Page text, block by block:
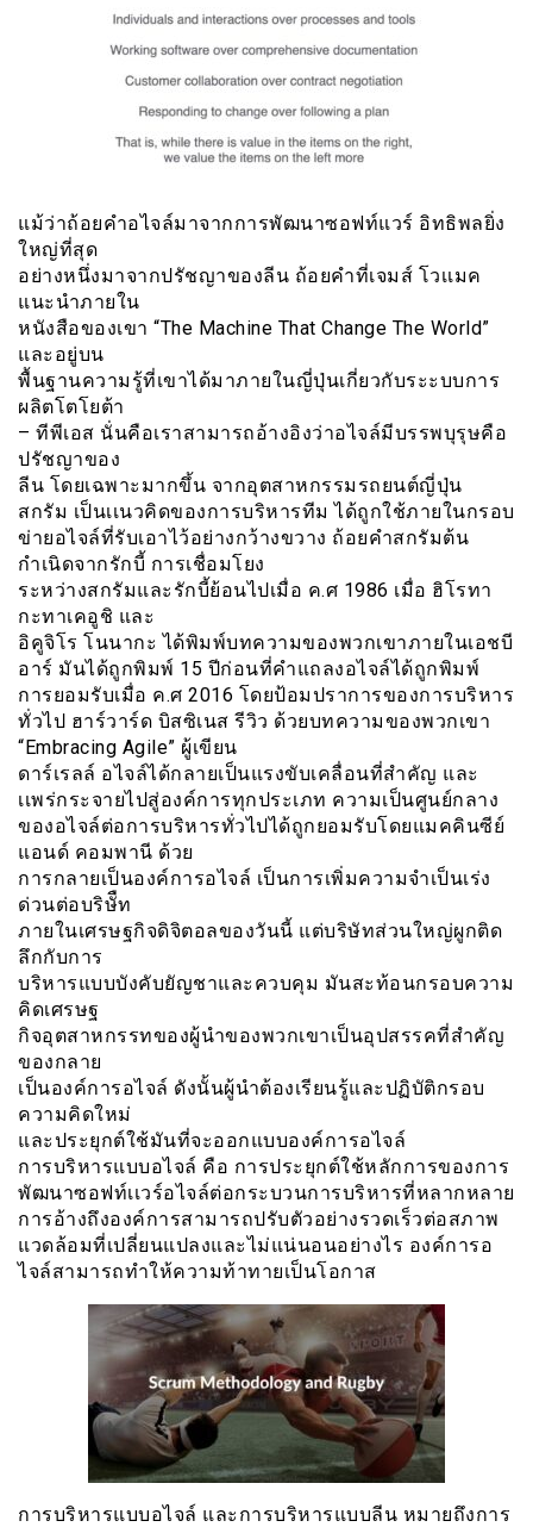
แม้ว่าถ้อยคำอไจล์มาจากการพัฒนาซอฟท์แวร์ อิทธิพลยิ่ง
ใหญ่ที่สุด
อย่างหนึ่งมาจากปรัชญาของลีน ถ้อยคำที่เจมส์ โวเเมค
แนะนำภายใน
หนังสือของเขา “The Machine That Change The World”
และอยู่บน
พื้นฐานความรู้ที่เขาได้มาภายในญี่ปุ่นเกี่ยวกับระะบบการ
ผลิตโตโยต้า
– ทีพีเอส นั่นคือเราสามารถอ้างอิงว่าอไจล์มีบรรพบุรุษคือ
ปรัชญาของ
ลีน โดยเฉพาะมากขึ้น จากอุตสาหกรรมรถยนต์ญี่ปุ่น
สกรัม เป็นเเนวคิดของการบริหารทีม ได้ถูกใช้ภายในกรอบ
ข่ายอไจล์ที่รับเอาไว้อย่างกว้างขวาง ถ้อยคำสกรัมต้น
กำเนิดจากรักบี้ การเชื่อมโยง
ระหว่างสกรัมและรักบี้ย้อนไปเมื่อ ค.ศ 1986 เมื่อ ฮิโรทา
กะทาเคอูชิ และ
อิคูจิโร โนนากะ ได้พิมพ์บทความของพวกเขาภายในเอชบี
อาร์ มันได้ถูกพิมพ์ 15 ปีก่อนที่คำแถลงอไจล์ได้ถูกพิมพ์
การยอมรับเมื่อ ค.ศ 2016 โดยป้อมปราการของการบริหาร
ทั่วไป ฮาร์วาร์ด บิสซิเนส รีวิว ด้วยบทความของพวกเขา
“Embracing Agile” ผู้เขียน
ดาร์เรลล์ อไจล์ได้กลายเป็นแรงขับเคลื่อนที่สำคัญ และ
เเพร่กระจายไปสู่องค์การทุกประเภท ความเป็นศูนย์กลาง
ของอไจล์ต่อการบริหารทั่วไปได้ถูกยอมรับโดยแมคคินซีย์
แอนด์ คอมพานี ด้วย
การกลายเป็นองค์การอไจล์ เป็นการเพิ่มความจำเป็นเร่ง
ด่วนต่อบริษัืท
ภายในเศรษฐกิจดิจิตอลของวันนี้ แต่บริษัทส่วนใหญ่ผูกติด
ลึกกับการ
บริหารแบบบังคับยัญชาและควบคุม มันสะท้อนกรอบความ
คิดเศรษฐ
กิจอุตสาหกรรทของผู้นำของพวกเขาเป็นอุปสรรคที่สำคัญ
ของกลาย
เป็นองค์การอไจล์ ดังนั้นผู้นำต้องเรียนรู้และปฏิบัติกรอบ
ความคิดใหม่
และประยุกต์ใช้มันที่จะออกแบบองค์การอไจล์
การบริหารแบบอไจล์ คือ การประยุกต์ใช้หลักการของการ
พัฒนาซอฟท์เเวร์อไจล์ต่อกระบวนการบริหารที่หลากหลาย
การอ้างถึงองค์การสามารถปรับตัวอย่างรวดเร็วต่อสภาพ
แวดล้อมที่เปลี่ยนแปลงและไม่แน่นอนอย่างไร องค์การอ
ไจล์สามารถทำให้ความท้าทายเป็นโอกาส
การบริหารแบบอไจล์ และการบริหารแบบลีน หมายถึงการ